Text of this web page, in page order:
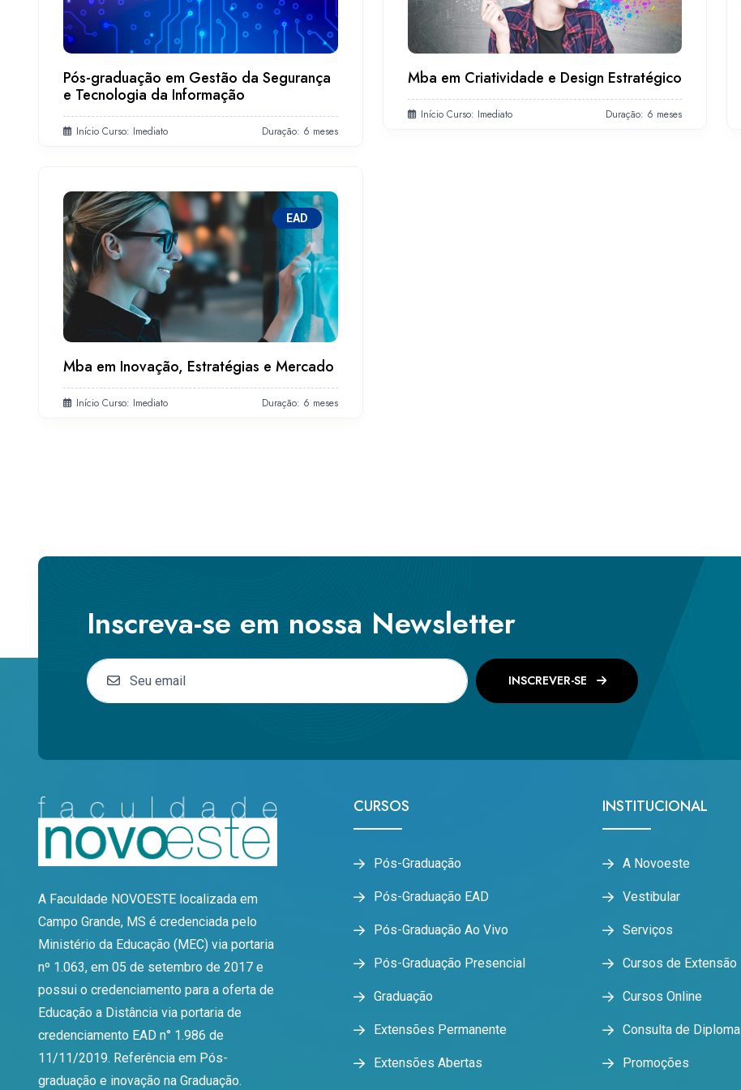
Pós-graduação em Gestão da Segurança
e Tecnologia da Informação
Início Curso: Imediato Duração: 6 meses
Mba em Criatividade e Design Estratégico
Início Curso: Imediato Duração: 6 meses
EAD
Mba em Inovação, Estratégias e Mercado
Início Curso: Imediato Duração: 6 meses
Inscreva-se em nossa Newsletter
INSCREVER-SE
A Faculdade NOVOESTE localizada em
Campo Grande, MS é credenciada pelo
Ministério da Educação (MEC) via portaria
nº 1.063, em 05 de setembro de 2017 e
possui o credenciamento para a oferta de
Educação a Distância via portaria de
credenciamento EAD n° 1.986 de
11/11/2019. Referência em Pós-
graduação e inovação na Graduação.
CURSOS
Pós-Graduação
Pós-Graduação EAD
Pós-Graduação Ao Vivo
Pós-Graduação Presencial
Graduação
Extensões Permanente
Extensões Abertas
INSTITUCIONAL
A Novoeste
Vestibular
Serviços
Cursos de Extensão
Cursos Online
Consulta de Diploma
Promoções